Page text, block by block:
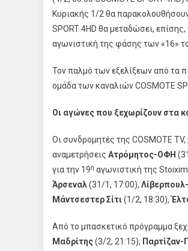
Κυριακής 1/2 θα
SPORT 4HD θα μεταδώσει, επίσης,
αγωνιστική της φάσης των «16»
Τον παλμό των εξελίξεων από τα
ομάδα των καναλιών COSMOTE
Οι αγώνες που ξεχωρίζουν στα
Οι συνδρομητές της COSMOTE
αναμετρήσεις Ατρόμητος-ΟΦΗ
για την 19η αγωνιστική της
Άρσεναλ(31/1, 17:00),
Μάντσεστερ Σίτι(1/2, 18:30),
Από το μπασκετικό πρόγραμμα
Μαδρίτης(3/2, 21:15), Παρτίζαν-